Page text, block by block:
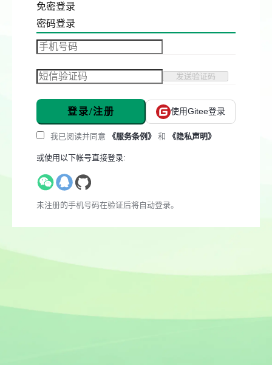
免密登录
密码登录
发送验证码
登录/注册 使用Gitee登录
我已阅读并同意 《服务条例》 和 《隐私声明》
或使用以下帐号直接登录:
未注册的手机号码在验证后将自动登录。